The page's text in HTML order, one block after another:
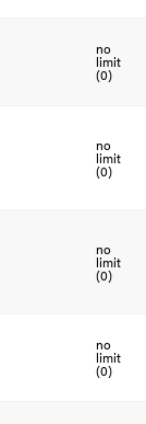
no
limit
(0)
no
limit
(0)
no
limit
(0)
no
limit
(0)